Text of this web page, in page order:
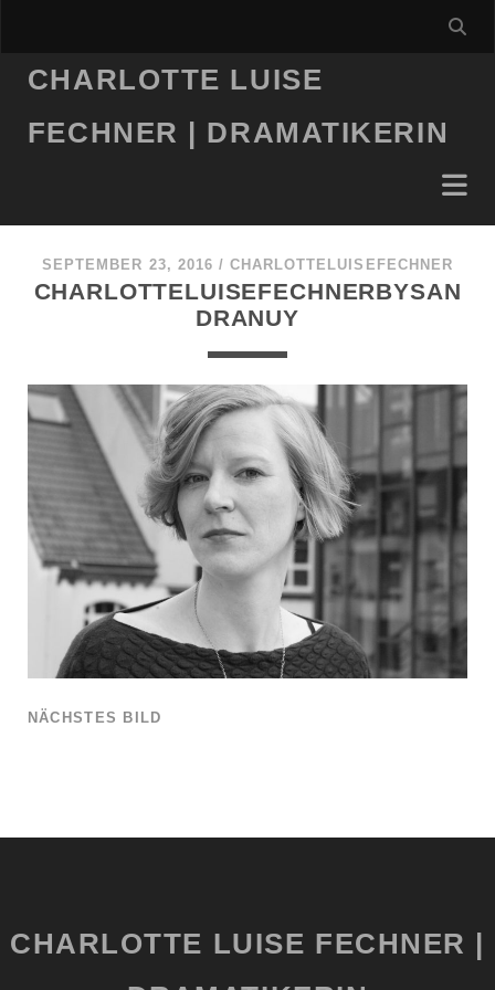
CHARLOTTE LUISE
FECHNER | DRAMATIKERIN
SEPTEMBER 23, 2016 / CHARLOTTELUISEFECHNER
CHARLOTTELUISEFECHNERBYSAN
DRANUY
NÄCHSTES BILD
CHARLOTTE LUISE FECHNER |